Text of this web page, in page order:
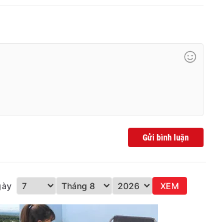
Gửi bình luận
XEM